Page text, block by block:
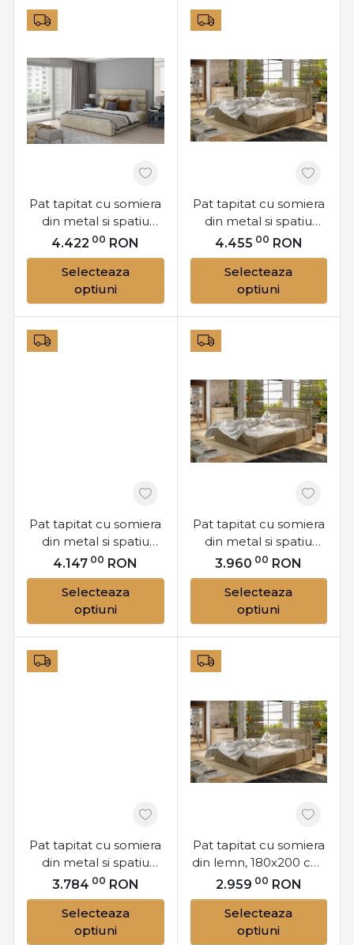
Pat tapitat cu somiera
din metal si spatiu
pentru depozitare,
140x200 cm, Caramel
M141, Eltap
4.422 00 RON
Selecteaza
optiuni
Pat tapitat cu somiera
din metal si spatiu
pentru depozitare,
200x200 cm, Belluno,
Eltap
4.455 00 RON
Selecteaza
optiuni
Pat tapitat cu somiera
din metal si spatiu
pentru depozitare,
180x200 cm, Belluno,
Eltap
4.147 00 RON
Selecteaza
optiuni
Pat tapitat cu somiera
din metal si spatiu
pentru depozitare,
160x200 cm, Belluno,
Eltap
3.960 00 RON
Selecteaza
optiuni
Pat tapitat cu somiera
din metal si spatiu
pentru depozitare,
140x200 cm, Belluno,
Eltap
3.784 00 RON
Selecteaza
optiuni
Pat tapitat cu somiera
din lemn, 180x200 cm,
Belluno, Eltap
2.959 00 RON
Selecteaza
optiuni